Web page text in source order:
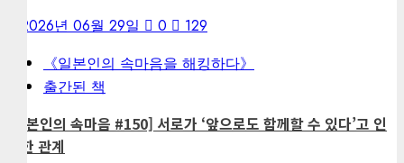
2026년 06월 29일 0
129
《일본인의 속마음을 해킹하다》
출간된 책
[일본인의 속마음 #150] 서로가 ‘앞으로도 함께할 수 있다’고 인
정한 관계